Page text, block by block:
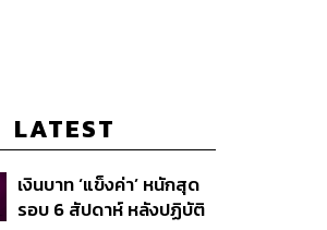
LATEST
เงินบาท ‘แข็งค่า’ หนักสุด
รอบ 6 สัปดาห์ หลังปฏิบัติ